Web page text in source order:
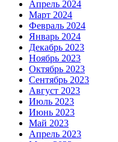
Апрель 2024
Март 2024
Февраль 2024
Январь 2024
Декабрь 2023
Ноябрь 2023
Октябрь 2023
Сентябрь 2023
Август 2023
Июль 2023
Июнь 2023
Май 2023
Апрель 2023